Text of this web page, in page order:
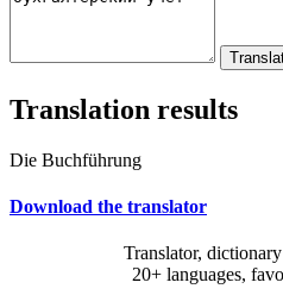
Translation results
Die Buchführung
Download the translator
Translator,
20+ languages,